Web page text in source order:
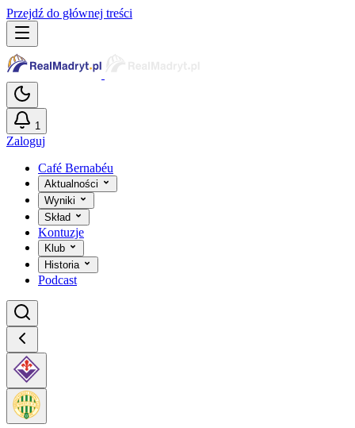
Przejdź do głównej treści
1
Zaloguj
Café Bernabéu
Aktualności
Wyniki
Skład
Kontuzje
Klub
Historia
Podcast